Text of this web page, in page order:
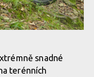
snadné
terénních